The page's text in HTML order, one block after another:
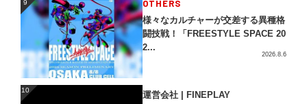
9 OTHERS
様々なカルチャーが交差する異種格
闘技戦！「FREESTYLE SPACE 20
2...
2026.8.6
10 運営会社 | FINEPLAY